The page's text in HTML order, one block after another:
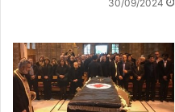
30/09/2024